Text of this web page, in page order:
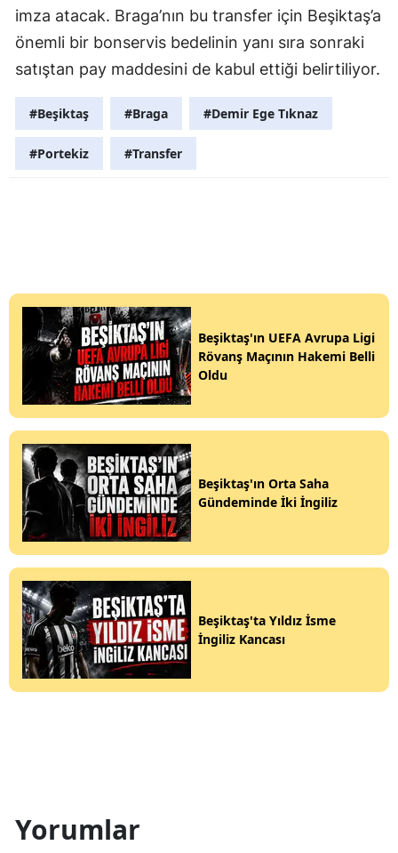
imza atacak. Braga’nın bu transfer için Beşiktaş’a
önemli bir bonservis bedelinin yanı sıra sonraki
satıştan pay maddesini de kabul ettiği belirtiliyor.
#Beşiktaş #Braga #Demir Ege Tıknaz
#Portekiz #Transfer
Beşiktaş'ın UEFA Avrupa Ligi
Rövanş Maçının Hakemi Belli
Oldu
Beşiktaş'ın Orta Saha
Gündeminde İki İngiliz
Beşiktaş'ta Yıldız İsme
İngiliz Kancası
Yorumlar